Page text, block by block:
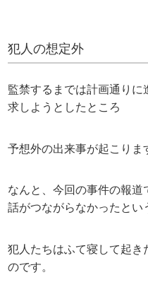
犯人の想定外
監禁するまでは計画通り
求しようとしたところ
予想外の出来事が起こりま
なんと、今回の事件の報
話がつながらなかったとい
犯人たちはふて寝して起き
のです。